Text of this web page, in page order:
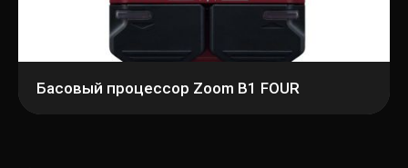
Басовый процессор Zoom B1 FOUR